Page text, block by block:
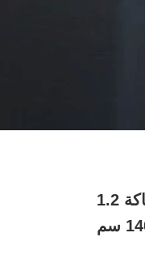
جلد ايكو معاد تدويره من جلد الغزال بسماكة 1.2